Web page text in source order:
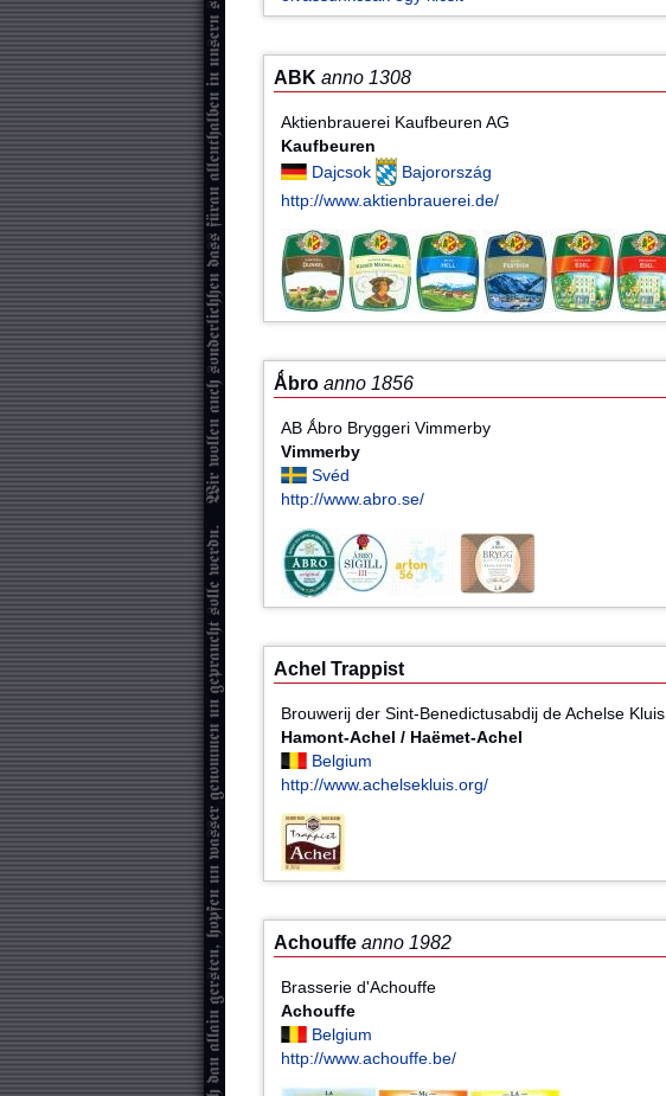
ABK anno 1308
Aktienbrauerei Kaufbeuren AG
Kaufbeuren
Dajcsok
Bajorország
http://www.aktienbrauerei.de/
Ǻbro anno 1856
AB Ǻbro Bryggeri Vimmerby
Vimmerby
Svéd
http://www.abro.se/
Achel Trappist
Brouwerij der Sint-Benedictusabdij de Achelse Kluis
Hamont-Achel / Haëmet-Achel
Belgium
http://www.achelsekluis.org/
Achouffe anno 1982
Brasserie d'Achouffe
Achouffe
Belgium
http://www.achouffe.be/